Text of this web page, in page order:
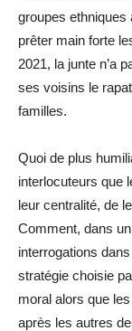
groupes
prêter main forte
2021, la junte n’a
ses voisins le
familles.
Quoi de plus
interlocuteurs que
leur centralité, de
Comment, dans
interrogations
stratégie choisie
moral alors que
après les autres